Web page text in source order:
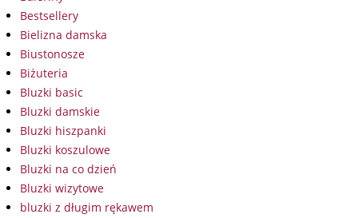
Bestsellery
Bielizna damska
Biustonosze
Biżuteria
Bluzki basic
Bluzki damskie
Bluzki hiszpanki
Bluzki koszulowe
Bluzki na co dzień
Bluzki wizytowe
bluzki z długim rękawem